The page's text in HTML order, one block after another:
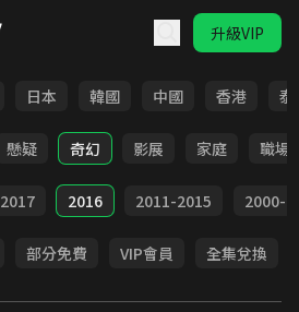
升級VIP
日本 韓國 中國 香港 泰
懸疑 奇幻 影展 家庭 職場
2017 2016 2011-2015 2000-
部分免費 VIP會員 全集兌換